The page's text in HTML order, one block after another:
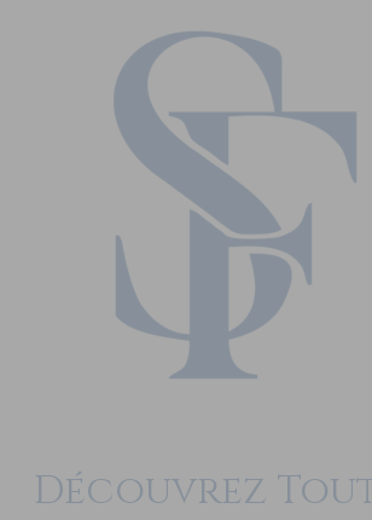
Découvrez